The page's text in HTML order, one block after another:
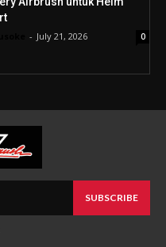
- July 21, 2026 0
SUBSCRIBE